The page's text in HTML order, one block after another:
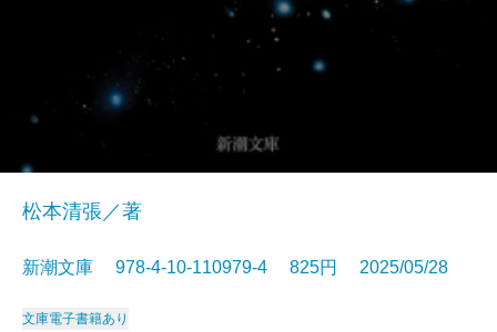
松本清張／著
新潮文庫 978-4-10-110979-4 825円 2025/05/28
文庫電子書籍あり